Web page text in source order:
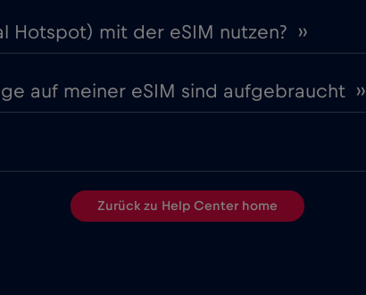
Hotspot) mit der eSIM nutzen? ››
auf meiner eSIM sind aufgebraucht ››
Zurück zu Help Center home